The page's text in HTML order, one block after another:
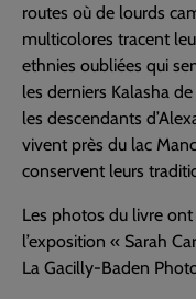
routes où de lourds
multicolores tracent
ethnies oubliées qui
les derniers Kalasha
les descendants
vivent près du lac
conservent leurs
Les photos du livre ont
l’exposition « Sarah
La Gacilly-Baden